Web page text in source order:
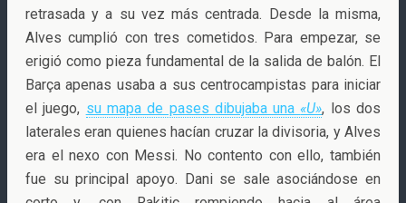
retrasada y a su vez más centrada. Desde la misma,
Alves cumplió con tres cometidos. Para empezar, se
erigió como pieza fundamental de la salida de balón. El
Barça apenas usaba a sus centrocampistas para iniciar
el juego, su mapa de pases dibujaba una «U», los dos
laterales eran quienes hacían cruzar la divisoria, y Alves
era el nexo con Messi. No contento con ello, también
fue su principal apoyo. Dani se sale asociándose en